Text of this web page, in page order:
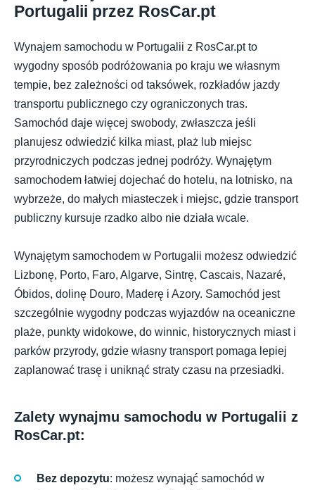
Portugalii przez RosCar.pt
Wynajem samochodu w Portugalii z RosCar.pt to
wygodny sposób podróżowania po kraju we własnym
tempie, bez zależności od taksówek, rozkładów jazdy
transportu publicznego czy ograniczonych tras.
Samochód daje więcej swobody, zwłaszcza jeśli
planujesz odwiedzić kilka miast, plaż lub miejsc
przyrodniczych podczas jednej podróży. Wynajętym
samochodem łatwiej dojechać do hotelu, na lotnisko, na
wybrzeże, do małych miasteczek i miejsc, gdzie transport
publiczny kursuje rzadko albo nie działa wcale.
Wynajętym samochodem w Portugalii możesz odwiedzić
Lizbonę, Porto, Faro, Algarve, Sintrę, Cascais, Nazaré,
Óbidos, dolinę Douro, Maderę i Azory. Samochód jest
szczególnie wygodny podczas wyjazdów na oceaniczne
plaże, punkty widokowe, do winnic, historycznych miast i
parków przyrody, gdzie własny transport pomaga lepiej
zaplanować trasę i uniknąć straty czasu na przesiadki.
Zalety wynajmu samochodu w Portugalii z
RosCar.pt:
Bez depozytu: możesz wynająć samochód w